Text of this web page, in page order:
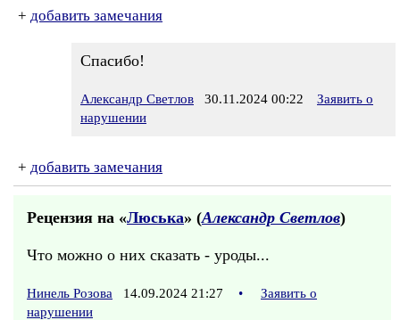
+ добавить замечания
Спасибо!
Александр Светлов 30.11.2024 00:22
Заявить о
нарушении
+ добавить замечания
Рецензия на «Люська» (Александр Светлов)
Что можно о них сказать - уроды...
Нинель Розова 14.09.2024 21:27 •
Заявить о
нарушении